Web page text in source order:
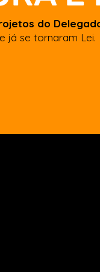
do
já se tornaram Lei.